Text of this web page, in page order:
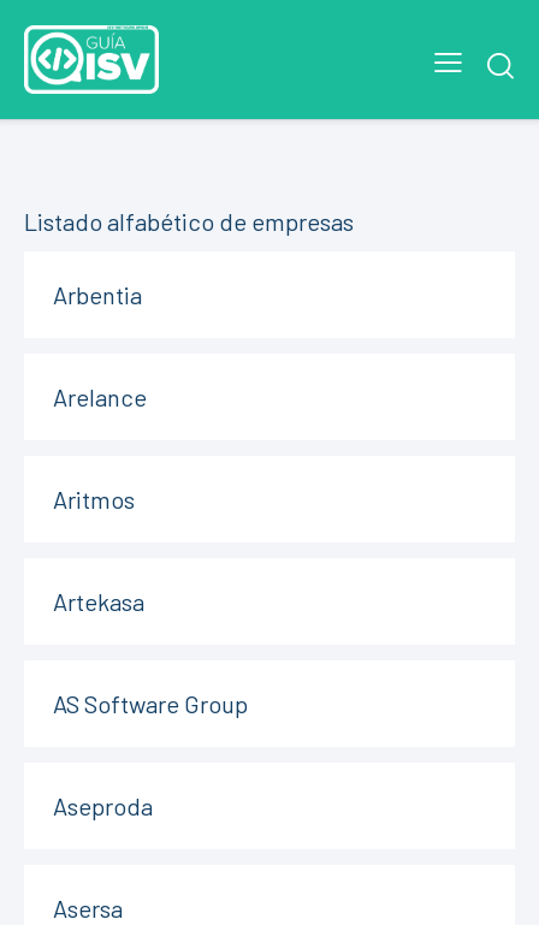
Listado alfabético de empresas
Arbentia
Arelance
Aritmos
Artekasa
AS Software Group
Aseproda
Asersa